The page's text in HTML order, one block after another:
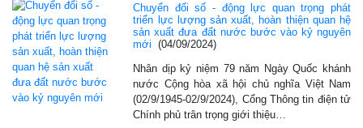
Chuyển đổi số - động lực quan trọng phát
triển lực lượng sản xuất, hoàn thiện quan hệ
sản xuất đưa đất nước bước vào kỷ nguyên
mới
(04/09/2024)
Nhân dịp kỷ niệm 79 năm Ngày Quốc khánh
nước Cộng hòa xã hội chủ nghĩa Việt Nam
(02/9/1945-02/9/2024), Cổng Thông tin điện tử
Chính phủ trân trọng giới thiệu…